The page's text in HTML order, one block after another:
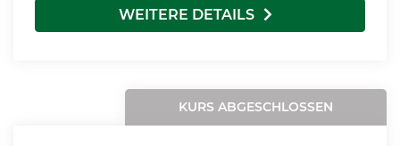
WEITERE DETAILS
KURS ABGESCHLOSSEN